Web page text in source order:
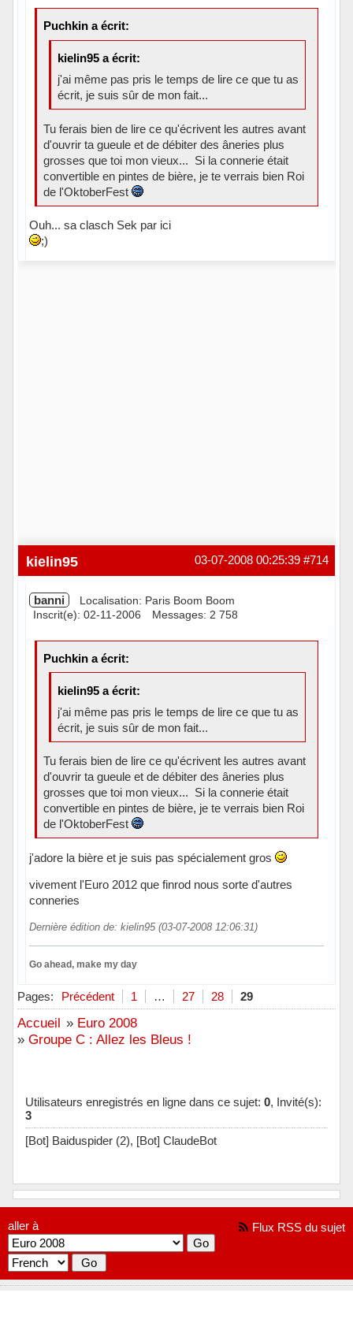
Puchkin a écrit:
kielin95 a écrit:
j'ai même pas pris le temps de lire ce que tu as
écrit, je suis sûr de mon fait...
Tu ferais bien de lire ce qu'écrivent les autres avant
d'ouvrir ta gueule et de débiter des âneries plus
grosses que toi mon vieux... Si la connerie était
convertible en pintes de bière, je te verrais bien Roi
de l'OktoberFest
Ouh... sa clasch Sek par ici
;)
#714
03-07-2008 00:25:39
kielin95
banni
Localisation: Paris Boom Boom
Inscrit(e): 02-11-2006
Messages: 2 758
Puchkin a écrit:
kielin95 a écrit:
j'ai même pas pris le temps de lire ce que tu as
écrit, je suis sûr de mon fait...
Tu ferais bien de lire ce qu'écrivent les autres avant
d'ouvrir ta gueule et de débiter des âneries plus
grosses que toi mon vieux... Si la connerie était
convertible en pintes de bière, je te verrais bien Roi
de l'OktoberFest
j'adore la bière et je suis pas spécialement gros
vivement l'Euro 2012 que finrod nous sorte d'autres
conneries
Dernière édition de: kielin95 (03-07-2008 12:06:31)
Go ahead, make my day
Hors ligne
Pages: Précédent 1 … 27 28 29
Accueil » Euro 2008
» Groupe C : Allez les Bleus !
Utilisateurs enregistrés en ligne dans ce sujet: 0, Invité(s):
3
[Bot] Baiduspider (2), [Bot] ClaudeBot
aller à Flux RSS du sujet